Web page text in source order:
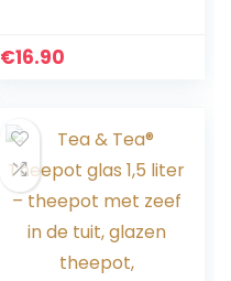
zeef voor losse
€16.90